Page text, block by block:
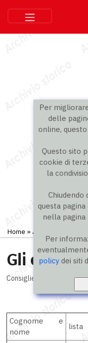
Per
delle
online,
Questo sito
cookie di
la
Chiudendo
questa
nella pagina
Per
policy dei siti
Home » Archivio storico
Gli eletti
Consiglieri regionali,
Cognome e
nome
lista